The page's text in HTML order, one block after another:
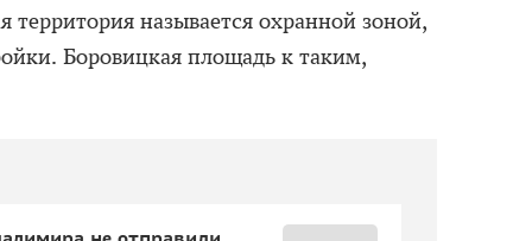
территория называется охранной зоной,
Боровицкая площадь к таким,